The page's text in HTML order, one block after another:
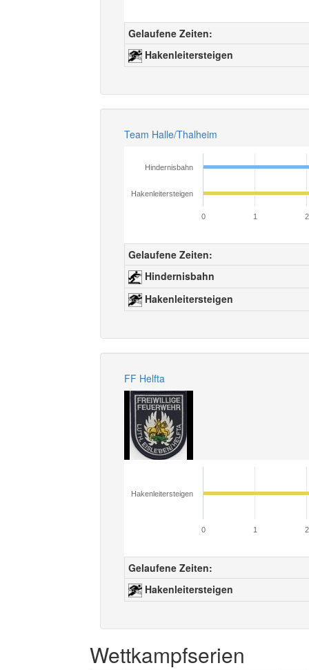
Gelaufene Zeiten:
Hakenleitersteigen
Team Halle/Thalheim
Hindernisbahn
Hakenleitersteigen
0 1 2
Gelaufene Zeiten:
Hindernisbahn
Hakenleitersteigen
FF Helfta
Hakenleitersteigen
0 1 2
Gelaufene Zeiten:
Hakenleitersteigen
Wettkampfserien